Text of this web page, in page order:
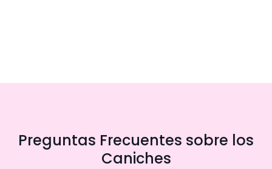
Preguntas Frecuentes sobre los
Caniches